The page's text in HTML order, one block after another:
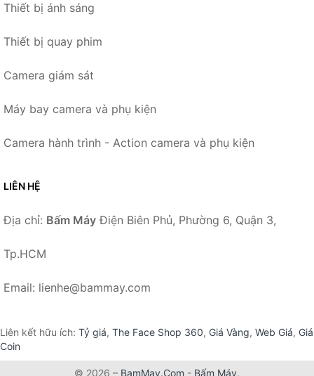
Thiết bị ánh sáng
Thiết bị quay phim
Camera giám sát
Máy bay camera và phụ kiện
Camera hành trình - Action camera và phụ kiện
LIÊN HỆ
Địa chỉ: Bấm Máy Điện Biên Phủ, Phường 6, Quận 3,
Tp.HCM
Email: lienhe@bammay.com
Liên kết hữu ích: Tỷ giá, The Face Shop 360, Giá Vàng, Web Giá, Giá
Coin
© 2026 – BamMay.Com - Bấm Máy.